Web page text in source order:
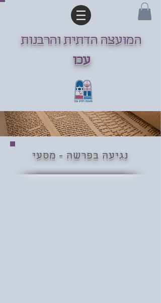
המועצה הדתית והרבנות
עכו
נגיעה בפרשה - מסעי